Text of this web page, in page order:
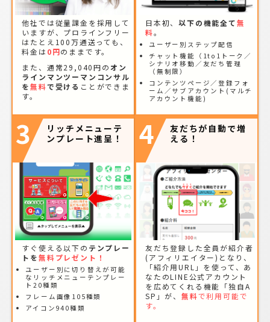
他社では従量課金を採用して
いますが、プロラインフリー
はたとえ100万通送っても、
料金は 0円のままです。
また、通常29,040円のオン
ラインマンツーマンコンサル
を無料で受ける ことができま
す。
日本初、以下の機能全て無
料。
ユーザー別ステップ配信
チャット機能（1to1トーク／
シナリオ移動／友だち管理
（無制限）
コンテンツページ／登録フォ
ーム／サブアカウント(マルチ
アカウント機能)
3
リッチメニューテ
ンプレート進呈！
すぐ使える以下の テンプレー
トを無料プレゼント！
ユーザー別に切り替えが可能
なリッチメニューテンプレー
ト20種類
フレーム画像105種類
アイコン940種類
4
友だちが自動で増
える！
友だち登録した全員が紹介者
(アフィリエイター)となり、
「紹介用URL」を使って、あ
なたのLINE公式アカウント
を広めてくれる機能「独自A
SP」が、 無料で利用可能で
す。